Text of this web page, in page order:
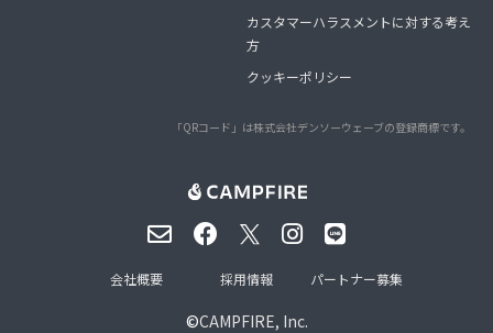
カスタマーハラスメントに対する考え
方
クッキーポリシー
「QRコード」は株式会社デンソーウェーブの登録商標です。
©CAMPFIRE, Inc.
会社概要 採用情報 パートナー募集